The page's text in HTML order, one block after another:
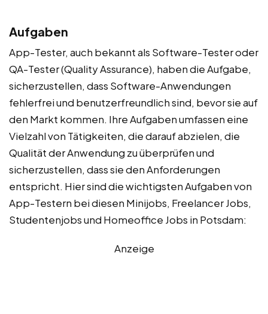
Aufgaben
App-Tester, auch bekannt als Software-Tester oder
QA-Tester (Quality Assurance), haben die Aufgabe,
sicherzustellen, dass Software-Anwendungen
fehlerfrei und benutzerfreundlich sind, bevor sie auf
den Markt kommen. Ihre Aufgaben umfassen eine
Vielzahl von Tätigkeiten, die darauf abzielen, die
Qualität der Anwendung zu überprüfen und
sicherzustellen, dass sie den Anforderungen
entspricht. Hier sind die wichtigsten Aufgaben von
App-Testern bei diesen Minijobs, Freelancer Jobs,
Studentenjobs und Homeoffice Jobs in Potsdam:
Anzeige